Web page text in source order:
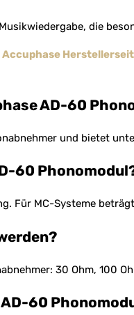
die
Accuphase
AD-60
und bietet
60
Für MC-Systeme
30 Ohm, 100
60